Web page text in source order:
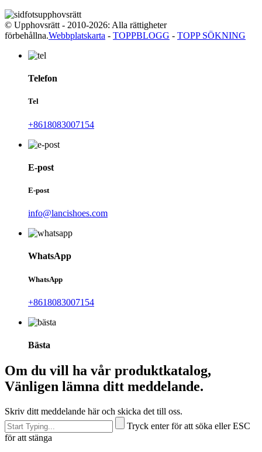
© Upphovsrätt - 2010-2026: Alla rättigheter
förbehållna.Webbplatskarta - TOPPBLOGG - TOPP SÖKNING
Telefon
Tel
+8618083007154
E-post
E-post
info@lancishoes.com
WhatsApp
WhatsApp
+8618083007154
Bästa
Om du vill ha vår produktkatalog,
Vänligen lämna ditt meddelande.
Skriv ditt meddelande här och skicka det till oss.
Tryck enter för att söka eller ESC
för att stänga